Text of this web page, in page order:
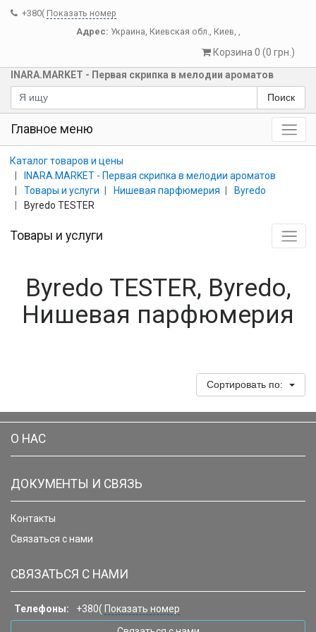
+380( Показать номер
Адрес: Украина, Киевская обл., Киев, ,
Корзина 0 (0 грн.)
INARA.MARKET - Первая скрипка в мелодии ароматов
Поиск
Главное меню
Каталог товаров и цены
INARA.MARKET - Первая скрипка в мелодии ароматов
Товары и услуги
Нишевая парфюмерия
Byredo
Byredo TESTER
Товары и услуги
Byredo TESTER, Byredo,
Нишевая парфюмерия
Сортировать по:
О НАС
ДОКУМЕНТЫ И СВЯЗЬ
Контакты
Связаться с нами
СВЯЗАТЬСЯ С НАМИ
Телефоны: +380( Показать номер